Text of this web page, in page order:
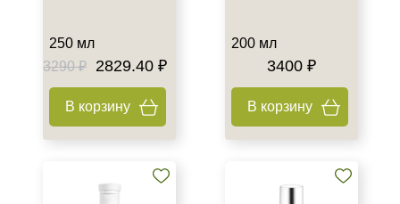
10 мл
15 мл
Показать еще
Ингредиенты
250 мл
3290 ₽
2829.40 ₽
В корзину
200 мл
3400 ₽
В корзину